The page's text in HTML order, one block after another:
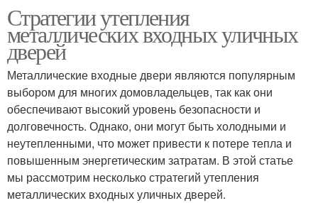
Стратегии утепления
металлических входных уличных
дверей
Металлические входные двери являются популярным
выбором для многих домовладельцев, так как они
обеспечивают высокий уровень безопасности и
долговечность. Однако, они могут быть холодными и
неутепленными, что может привести к потере тепла и
повышенным энергетическим затратам. В этой статье
мы рассмотрим несколько стратегий утепления
металлических входных уличных дверей.